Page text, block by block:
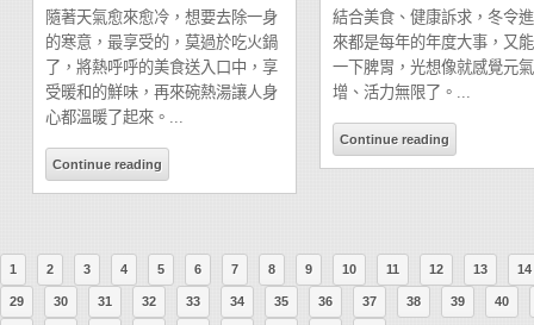
隨著天氣愈來愈冷，想要去除一身
的寒意，最享受的，莫過於吃火鍋
了，將熱呼呼的美食送入口中，享
受暖和的鮮味，再來碗熱湯讓人身
心都溫暖了起來。...
Continue reading
結合美食、健康訴求，冬令
來都是每年的年度大事，又
一下脾胃，光想像就感覺元
增、活力無限了。...
Continue reading
1 2 3 4 5 6 7 8 9 10 11 12 13 14
29 30 31 32 33 34 35 36 37 38 39 40